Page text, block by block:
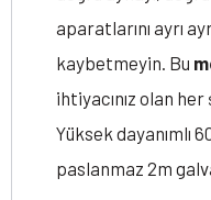
aparatlarını ayrı
kaybetmeyin. Bu
ihtiyacınız olan
Yüksek dayanımlı
paslanmaz 2m